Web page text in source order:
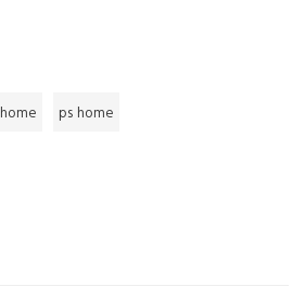
home ps home